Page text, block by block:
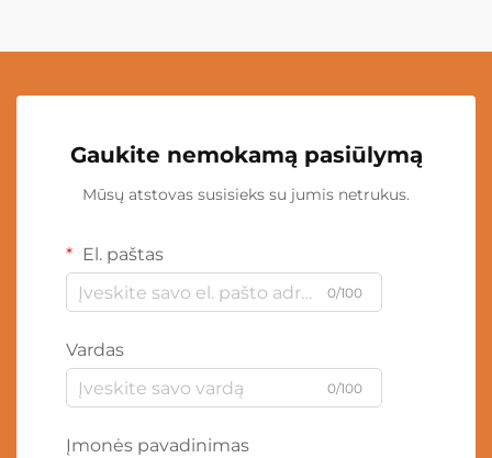
Gaukite nemokamą pasiūlymą
Mūsų atstovas susisieks su jumis netrukus.
El. paštas
0/100
Vardas
0/100
Įmonės pavadinimas